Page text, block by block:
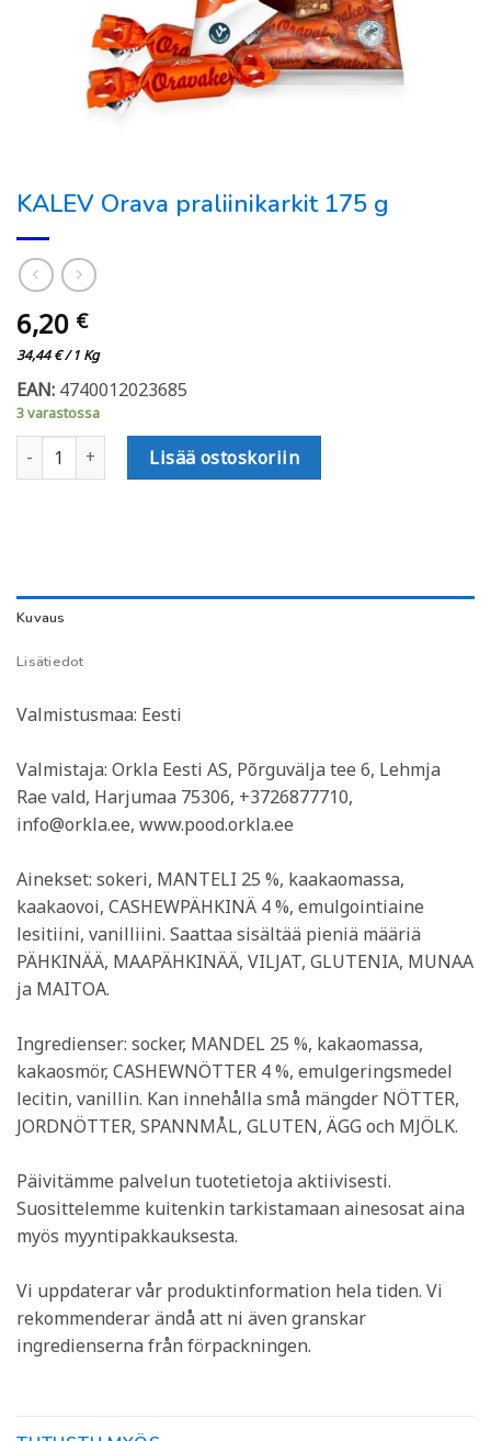
KALEV Orava praliinikarkit 175 g
6,20 €
34,44€/ 1 Kg
EAN: 4740012023685
3 varastossa
KALEV Orava praliinikarkit 175 g määrä
Lisää ostoskoriin
Kuvaus
Lisätiedot
Valmistusmaa: Eesti
Valmistaja: Orkla Eesti AS, Põrguvälja tee 6, Lehmja
Rae vald, Harjumaa 75306, +3726877710,
info@orkla.ee, www.pood.orkla.ee
Ainekset: sokeri, MANTELI 25 %, kaakaomassa,
kaakaovoi, CASHEWPÄHKINÄ 4 %, emulgointiaine
lesitiini, vanilliini. Saattaa sisältää pieniä määriä
PÄHKINÄÄ, MAAPÄHKINÄÄ, VILJAT, GLUTENIA, MUNAA
ja MAITOA.
Ingredienser: socker, MANDEL 25 %, kakaomassa,
kakaosmör, CASHEWNÖTTER 4 %, emulgeringsmedel
lecitin, vanillin. Kan innehålla små mängder NÖTTER,
JORDNÖTTER, SPANNMÅL, GLUTEN, ÄGG och MJÖLK.
Päivitämme palvelun tuotetietoja aktiivisesti.
Suosittelemme kuitenkin tarkistamaan ainesosat aina
myös myyntipakkauksesta.
Vi uppdaterar vår produktinformation hela tiden. Vi
rekommenderar ändå att ni även granskar
ingredienserna från förpackningen.